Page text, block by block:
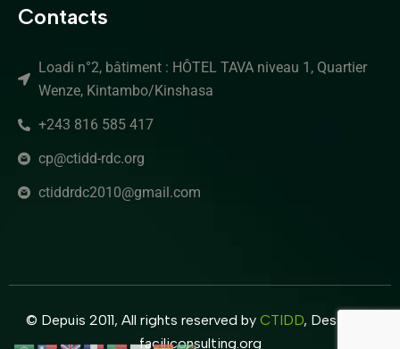
Contacts
Loadi n°2, bâtiment : HÔTEL TAVA niveau 1, Quartier
Wenze, Kintambo/Kinshasa
+243 816 585 417
cp@ctidd-rdc.org
ctiddrdc2010@gmail.com
© Depuis 2011, All rights reserved by CTIDD, Design by
faciliconsulting.org